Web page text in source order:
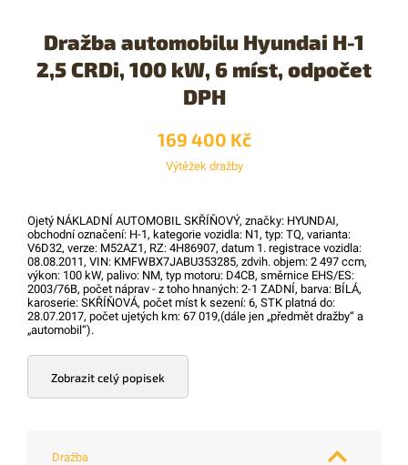
Dražba automobilu Hyundai H-1
2,5 CRDi, 100 kW, 6 míst, odpočet
DPH
169 400 Kč
Výtěžek dražby
Ojetý NÁKLADNÍ AUTOMOBIL SKŘÍŇOVÝ, značky: HYUNDAI,
obchodní označení: H-1, kategorie vozidla: N1, typ: TQ, varianta:
V6D32, verze: M52AZ1, RZ: 4H86907, datum 1. registrace vozidla:
08.08.2011, VIN: KMFWBX7JABU353285, zdvih. objem: 2 497 ccm,
výkon: 100 kW, palivo: NM, typ motoru: D4CB, směrnice EHS/ES:
2003/76B, počet náprav - z toho hnaných: 2-1 ZADNÍ, barva: BÍLÁ,
karoserie: SKŘÍŇOVÁ, počet míst k sezení: 6, STK platná do:
28.07.2017, počet ujetých km: 67 019,(dále jen „předmět dražby“ a
„automobil“).
Zobrazit celý popisek
Dražba